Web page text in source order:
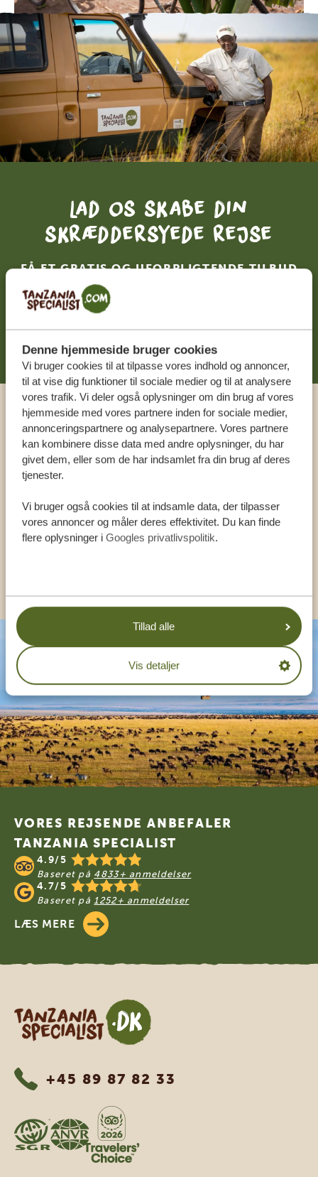
Denne hjemmeside bruger cookies
Vi bruger cookies til at tilpasse vores indhold og annoncer,
til at vise dig funktioner til sociale medier og til at analysere
vores trafik. Vi deler også oplysninger om din brug af vores
hjemmeside med vores partnere inden for sociale medier,
annonceringspartnere og analysepartnere. Vores partnere
kan kombinere disse data med andre oplysninger, du har
givet dem, eller som de har indsamlet fra din brug af deres
tjenester.
Vi bruger også cookies til at indsamle data, der tilpasser
vores annoncer og måler deres effektivitet. Du kan finde
flere oplysninger i Googles privatlivspolitik.
Tillad alle
Vis detaljer
Lad os skabe din
skræddersyede rejse
FÅ ET GRATIS OG UFORPLIGTENDE TILBUD
PLANLÆGNINGEN NU
Ring til en ekspert
VORES SPECIALISTER SIDDER KLAR TIL AT
DA:+4589878233
Footer
VORES REJSENDE ANBEFALER
TANZANIA SPECIALIST
4.9/5
Baseret på 4833+ anmeldelser
4.7/5
Baseret på 1252+ anmeldelser
LÆS MERE
Tanzania Specialist
+45 89 87 82 33